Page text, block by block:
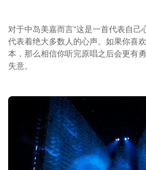
对于中岛美嘉而言“这是一首代表自己
代表着绝大多数人的心声。如果你喜
本，那么相信你听完原唱之后会更有
失意。